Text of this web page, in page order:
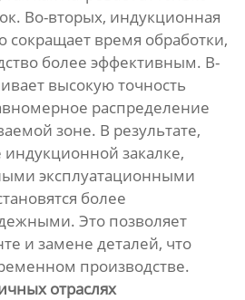
Во-вторых, индукционная
сокращает время обработки,
более эффективным. В-
высокую точность
распределение
зоне. В результате,
закалке,
эксплуатационными
более
Это позволяет
и замене деталей, что
производстве.
отраслях